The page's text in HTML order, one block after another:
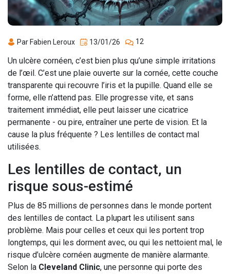
Par Fabien Leroux 13/01/26 12
Un ulcère cornéen, c’est bien plus qu’une simple irritations
de l’œil. C’est une plaie ouverte sur la cornée, cette couche
transparente qui recouvre l’iris et la pupille. Quand elle se
forme, elle n’attend pas. Elle progresse vite, et sans
traitement immédiat, elle peut laisser une cicatrice
permanente - ou pire, entraîner une perte de vision. Et la
cause la plus fréquente ? Les lentilles de contact mal
utilisées.
Les lentilles de contact, un
risque sous-estimé
Plus de 85 millions de personnes dans le monde portent
des lentilles de contact. La plupart les utilisent sans
problème. Mais pour celles et ceux qui les portent trop
longtemps, qui les dorment avec, ou qui les nettoient mal, le
risque d’ulcère cornéen augmente de manière alarmante.
Selon la Cleveland Clinic, une personne qui porte des